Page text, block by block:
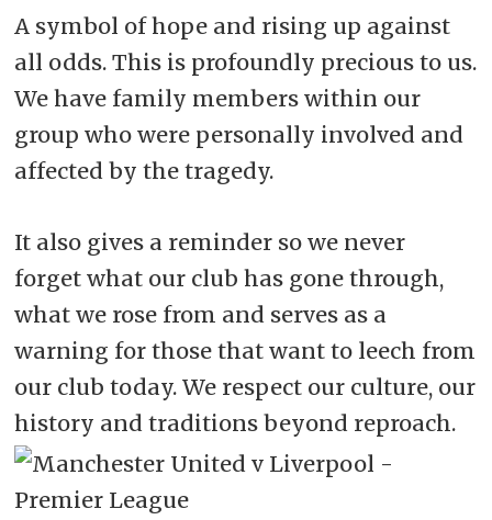
A symbol of hope and rising up against
all odds. This is profoundly precious to us.
We have family members within our
group who were personally involved and
affected by the tragedy.
It also gives a reminder so we never
forget what our club has gone through,
what we rose from and serves as a
warning for those that want to leech from
our club today. We respect our culture, our
history and traditions beyond reproach.